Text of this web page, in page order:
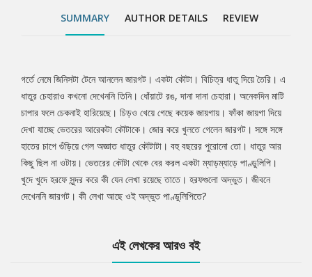
SUMMARY AUTHOR DETAILS REVIEW
Tab
Article
গর্তে নেমে জিনিসটা টেনে আনলেন জারগট। একটা কৌটা। বিচিত্র ধাতু দিয়ে তৈরি। এ
ধাতুর চেহারাও কখনো দেখেননি তিনি। ধোঁয়াটে রঙ, দানা দানা চেহারা। অনেকদিন মাটি
চাপার ফলে চেকনাই হারিয়েছে। চিড়ও খেয়ে গেছে কয়েক জায়গায়। ফাঁকা জায়গা দিয়ে
দেখা যাচ্ছে ভেতরের আরেকটা কৌটাকে। জোর করে খুলতে গেলেন জারগট। সঙ্গে সঙ্গে
হাতের চাপে গুঁড়িয়ে গেল অজ্ঞাত ধাতুর কৌটাটা। বহু বছরের পুরোনো তো। ধাতুর আর
কিছু ছিল না ওটায়। ভেতরের কৌটা থেকে বের করল একটা ম্যাড়ম্যাড়ে পাণ্ডুলিপি।
খুদে খুদে হরফে সুন্দর করে কী যেন লেখা রয়েছে তাতে। হরফগুলো অদ্ভুত। জীবনে
দেখেননি জারগট। কী লেখা আছে ওই অদ্ভুত পাণ্ডুলিপিতে?
এই লেখকের আরও বই